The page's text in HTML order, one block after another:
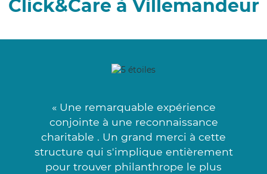
Click&Care à Villemandeur
« Une remarquable expérience
conjointe à une reconnaissance
charitable . Un grand merci à cette
structure qui s'implique entièrement
pour trouver philanthrope le plus